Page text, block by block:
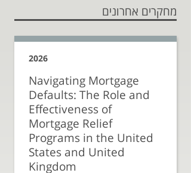
מחקרים אחרונים
2026
Navigating Mortgage
Defaults: The Role and
Effectiveness of
Mortgage Relief
Programs in the United
States and United
Kingdom